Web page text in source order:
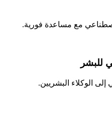
مع مساعدة فورية.
للبشر
الوكلاء البشريين.